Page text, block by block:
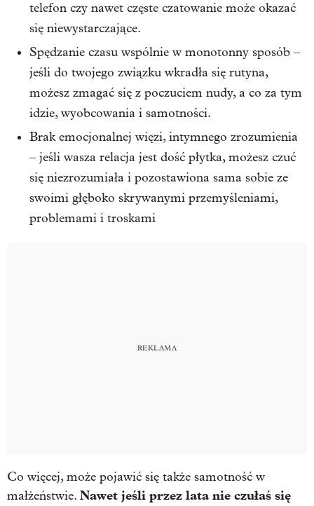
telefon czy nawet częste czatowanie może okazać
się niewystarczające.
Spędzanie czasu wspólnie w monotonny sposób –
jeśli do twojego związku wkradła się rutyna,
możesz zmagać się z poczuciem nudy, a co za tym
idzie, wyobcowania i samotności.
Brak emocjonalnej więzi, intymnego zrozumienia
– jeśli wasza relacja jest dość płytka, możesz czuć
się niezrozumiała i pozostawiona sama sobie ze
swoimi głęboko skrywanymi przemyśleniami,
problemami i troskami
Co więcej, może pojawić się także samotność w
małżeństwie. Nawet jeśli przez lata nie czułaś się